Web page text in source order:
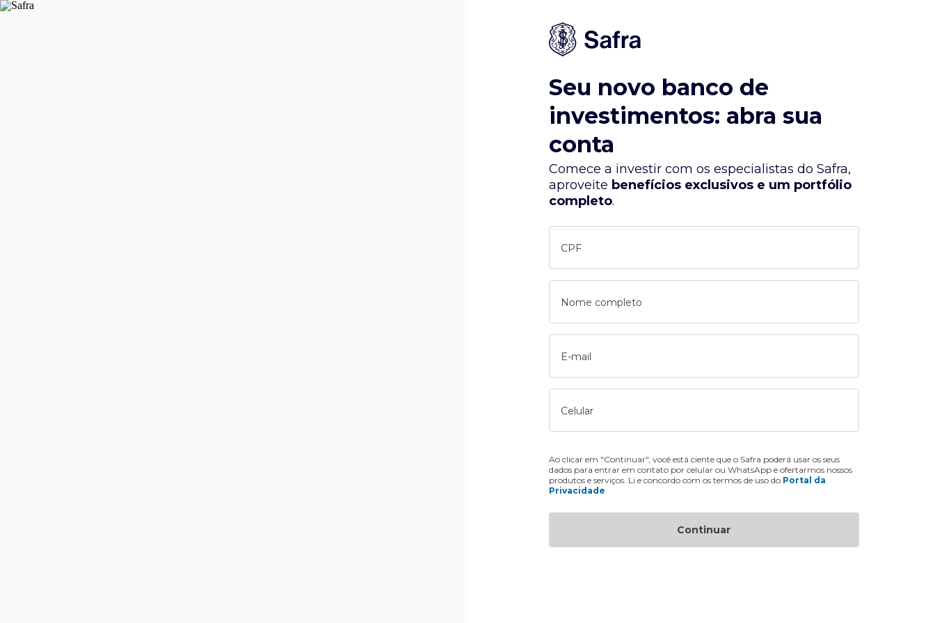
Seu novo banco de
investimentos: abra sua
conta
Comece a investir com os especialistas do Safra,
aproveite benefícios exclusivos e um portfólio
completo.
CPF
Nome completo
E-mail
Celular
Ao clicar em "Continuar", você está ciente que o Safra poderá usar os seus
dados para entrar em contato por celular ou WhatsApp e ofertarmos nossos
produtos e serviços. Li e concordo com os termos de uso do Portal da
Privacidade
Continuar